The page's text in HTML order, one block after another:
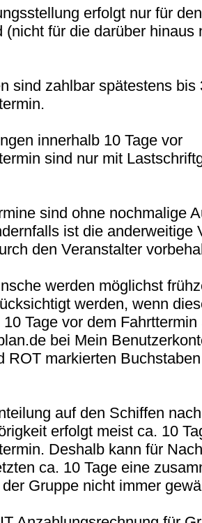
erfolgt nur für
(nicht für die darüber hinaus
sind zahlbar spätestens bis
innerhalb 10 Tage vor
sind nur mit
sind ohne nochmalige
ist die anderweitige
den Veranstalter
werden möglichst
werden, wenn
Tage vor dem Fahrttermin
bei Mein
ROT markierten
auf den Schiffen nach
erfolgt meist ca. 10
Deshalb kann für
ca. 10 Tage eine
Gruppe nicht immer